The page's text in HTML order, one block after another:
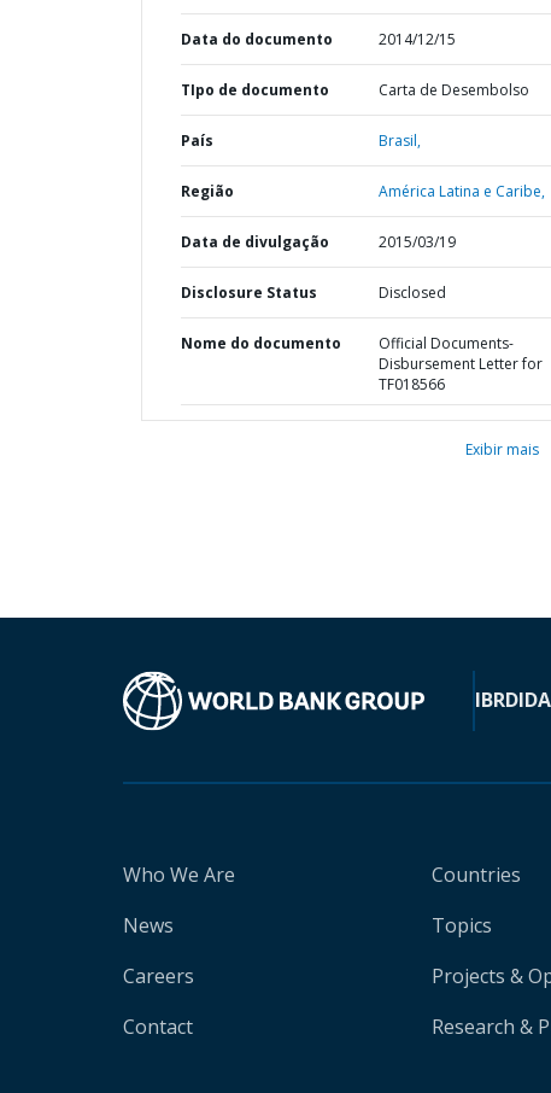
Data do documento 2014/12/15
TIpo de documento Carta de Desembolso
País Brasil,
Região América Latina e Caribe,
Data de divulgação 2015/03/19
Disclosure Status Disclosed
Nome do documento
Official Documents-
Disbursement Letter for
TF018566
Exibir mais
IBRDIDA
Who We Are
News
Careers
Contact
Countries
Topics
Projects &
Research &